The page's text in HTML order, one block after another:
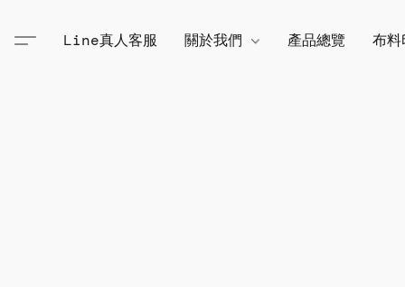
Line真人客服 關於我們 產品總覽 布